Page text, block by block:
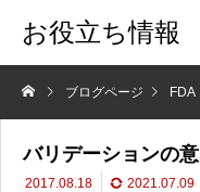
お役立ち情報
ブログページ FDA
バリデーションの
2017.08.18 2021.07.09